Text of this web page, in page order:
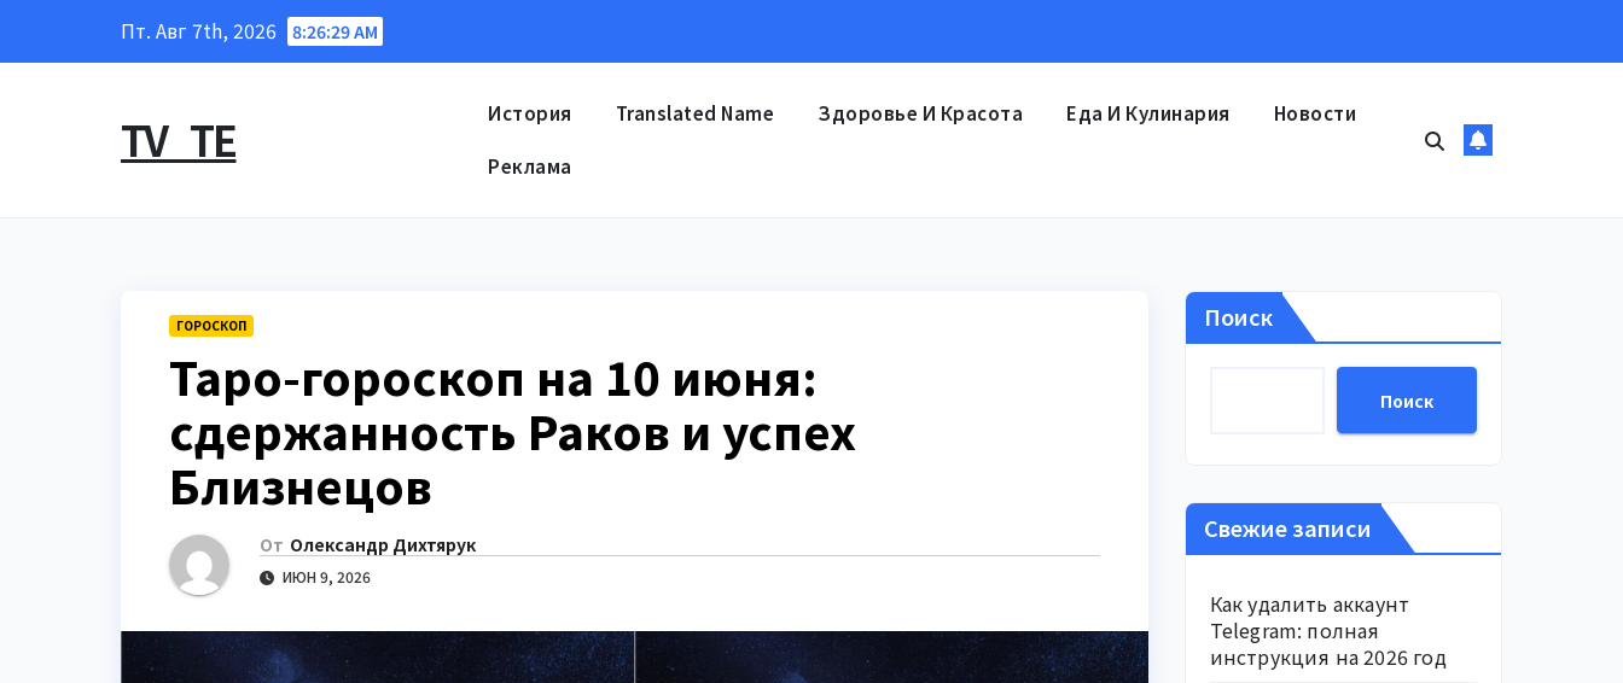
Пт. Авг 7th, 2026 8:26:30 AM
TV_TE История Translated Name Здоровье И Красота Еда И Кулинария Новости
Реклама
ГОРОСКОП
Таро-гороскоп на 10 июня:
сдержанность Раков и успех
Близнецов
От Олександр Дихтярук
ИЮН 9, 2026
Поиск
Поиск
Свежие записи
Как удалить аккаунт
Telegram: полная
инструкция на 2026 год